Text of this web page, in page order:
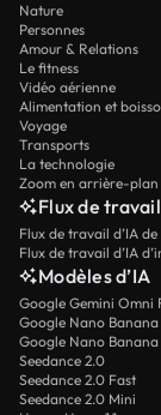
Nature
Personnes
Amour & Relations
Le fitness
Vidéo aérienne
Alimentation et
Voyage
Transports
La technologie
Zoom en arrière-plan
Flux de
Flux de travail d’IA
Flux de travail d’IA
Modèles d’IA
Google Gemini Omni
Google Nano Banana
Google Nano Banana
Seedance 2.0
Seedance 2.0 Fast
Seedance 2.0 Mini